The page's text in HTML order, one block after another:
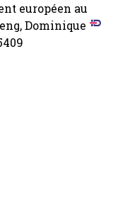
européen au
Dominique